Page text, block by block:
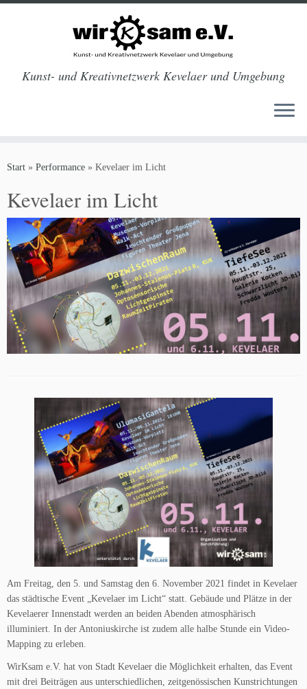
Inhalt
Kunst- und Kreativnetzwerk Kevelaer und Umgebung
Start » Performance » Kevelaer im Licht
Kevelaer im Licht
Am Freitag, den 5. und Samstag den 6. November 2021 findet in Kevelaer
das städtische Event „Kevelaer im Licht“ statt. Gebäude und Plätze in der
Kevelaerer Innenstadt werden an beiden Abenden atmosphärisch
illuminiert. In der Antoniuskirche ist zudem alle halbe Stunde ein Video-
Mapping zu erleben.
WirKsam e.V. hat von Stadt Kevelaer die Möglichkeit erhalten, das Event
mit drei Beiträgen aus unterschiedlichen, zeitgenössischen Kunstrichtungen